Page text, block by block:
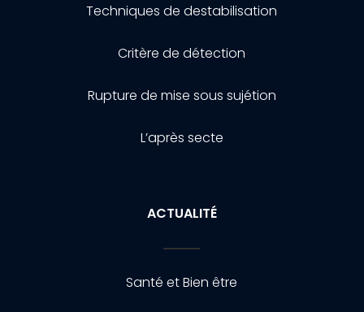
Techniques de destabilisation
Critère de détection
Rupture de mise sous sujétion
L’après secte
ACTUALITÉ
Santé et Bien être